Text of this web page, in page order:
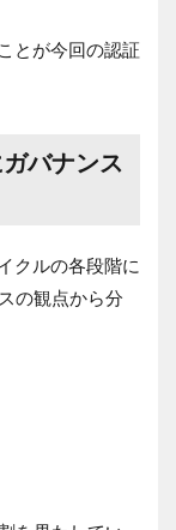
とが今回の認証
バナンス
クルの各段階に
の観点から分